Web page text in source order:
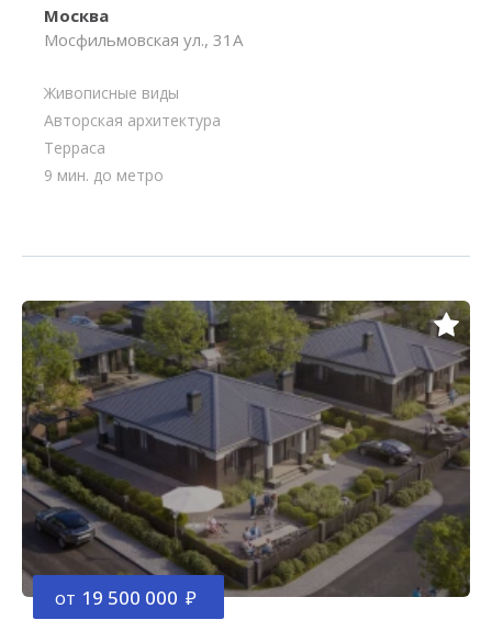
Москва
Мосфильмовская ул., 31А
Живописные виды
Авторская архитектура
Терраса
9 мин. до метро
от 19 500 000